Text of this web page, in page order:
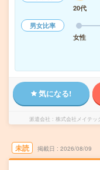
20代
男女比率
女性
気になる!
派遣会社 株式会社メイテッ
未読 掲載日 2026/08/09